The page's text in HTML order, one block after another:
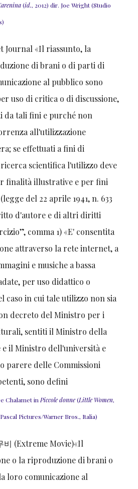
(id., 2012) dir. Joe Wright (Studio
Chalamet inPiccole donne(Little Women,
Pictures/Warner Bros., Italia)